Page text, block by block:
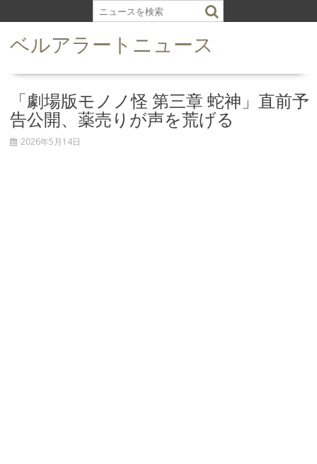
k
ベルアラートニュース
「劇場版モノノ怪 第三章 蛇神」直前予
告公開、薬売りが声を荒げる
2026年5月14日